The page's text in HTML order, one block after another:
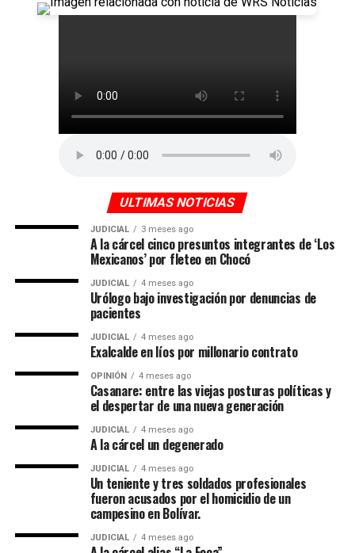
ULTIMAS NOTICIAS
JUDICIAL 3 meses ago
A la cárcel cinco presuntos integrantes de ‘Los
Mexicanos’ por fleteo en Chocó
JUDICIAL 4 meses ago
Urólogo bajo investigación por denuncias de
pacientes
JUDICIAL 4 meses ago
Exalcalde en líos por millonario contrato
OPINIÓN 4 meses ago
Casanare: entre las viejas posturas políticas y
el despertar de una nueva generación
JUDICIAL 4 meses ago
A la cárcel un degenerado
JUDICIAL 4 meses ago
Un teniente y tres soldados profesionales
fueron acusados por el homicidio de un
campesino en Bolívar.
JUDICIAL 4 meses ago